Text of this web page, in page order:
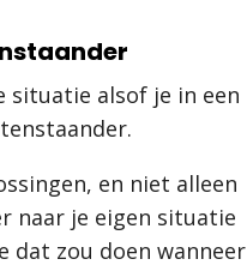
situatie alsof je in een
en niet alleen
naar je eigen situatie
dat zou doen wanneer